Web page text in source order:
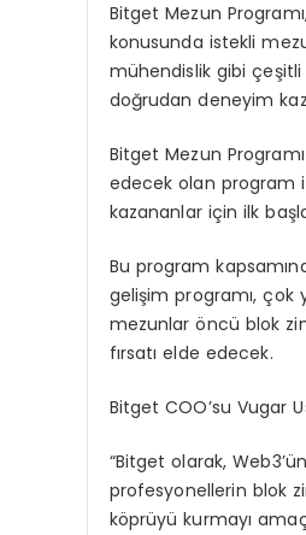
Bitget Mezun
konusunda istekli
mühendislik gibi çeşitli
doğrudan deneyim
Bitget Mezun
edecek olan program
kazananlar için ilk
Bu program
gelişim programı, çok
mezunlar öncü blok
fırsatı elde edecek.
Bitget COO’su Vugar
“Bitget olarak,
profesyonellerin blok
köprüyü kurmayı